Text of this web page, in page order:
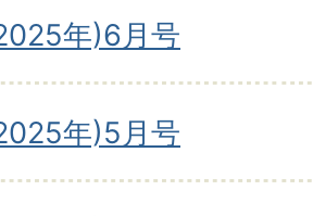
年)6月号
年)5月号